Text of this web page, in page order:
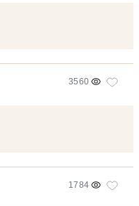
3560
1784